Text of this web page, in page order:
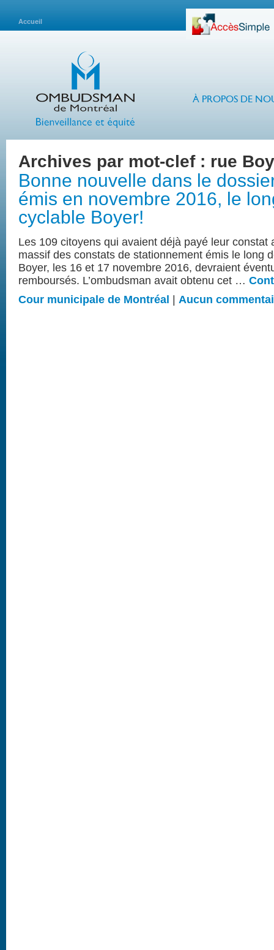
Accueil
À PROPOS DE
Archives par mot-clef : rue
Bonne nouvelle dans le
émis en novembre 2016, le
cyclable Boyer!
Les 109 citoyens qui avaient déjà payé leur constat
massif des constats de stationnement émis le long
Boyer, les 16 et 17 novembre 2016, devraient
remboursés. L’ombudsman avait obtenu cet …
Cour municipale de Montréal
Aucun